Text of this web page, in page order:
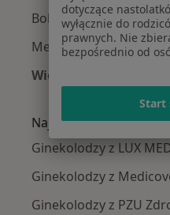
Bolesne
Menopauza w
Więcej (15)
Najpopularniejsze
Ginekolodzy z LUX
Ginekolodzy z
Ginekolodzy z PZU
dotyczące
wyłącznie do
prawnych. Nie
bezpośrednio od
Start